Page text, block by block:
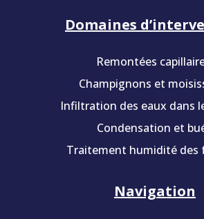
Domaines
Remontées
Champignons et
Infiltration des eaux dans
Condensation et
Traitement humidité des
Navigation